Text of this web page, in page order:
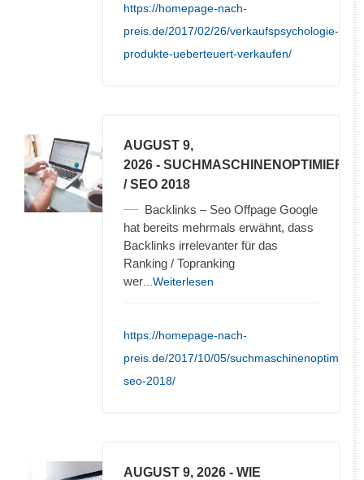
https://homepage-nach-
preis.de/2017/02/26/verkaufspsychologie-
produkte-ueberteuert-verkaufen/
AUGUST 9,
2026 -
/ SEO 2018
Backlinks – Seo Offpage Google
hat bereits mehrmals erwähnt, dass
Backlinks irrelevanter für das
Ranking / Topranking
wer ...Weiterlesen
https://homepage-nach-
preis.de/2017/10/05/
seo-2018/
AUGUST 9, 2026 - WIE